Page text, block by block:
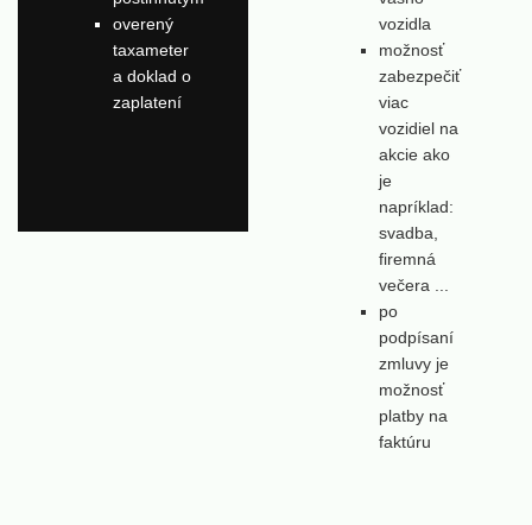
overený
taxameter
a doklad o
zaplatení
vozidla
možnosť
zabezpečiť
viac
vozidiel na
akcie ako
je
napríklad:
svadba,
firemná
večera ...
po
podpísaní
zmluvy je
možnosť
platby na
faktúru